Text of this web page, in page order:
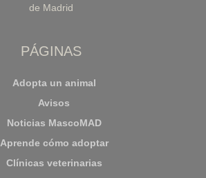
de Madrid
PÁGINAS
Adopta un animal
Avisos
Noticias MascoMAD
Aprende cómo adoptar
Clínicas veterinarias